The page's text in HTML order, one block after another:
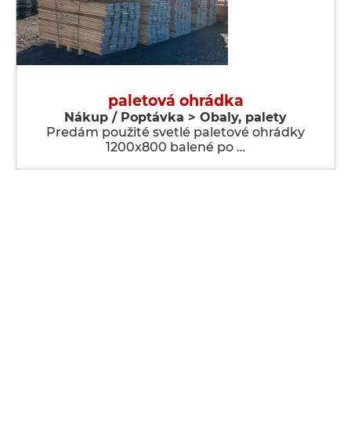
paletová ohrádka
Nákup / Poptávka > Obaly, palety
Predám použité svetlé paletové ohrádky
1200x800 balené po …